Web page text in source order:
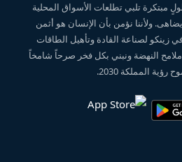
مبتكرة تلبي تطلعات الأسواق المحلية
يضاهى. ولأننا نؤمن بأن الإنسان هو أثمن
زينكو لصناعة القادة وتأهيل الطاقات
ملامح النهضة ونبني بكل فخر صرحاً شامخاً
المملكة 2030.